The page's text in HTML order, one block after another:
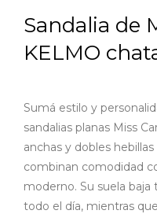
Sandalia de
KELMO
Sumá estilo y
sandalias planas Miss
anchas y dobles
combinan comodidad
moderno. Su suela
todo el día, mientras